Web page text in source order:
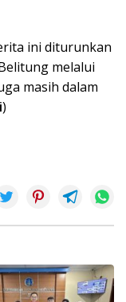
ini diturunkan
melalui
masih dalam
)